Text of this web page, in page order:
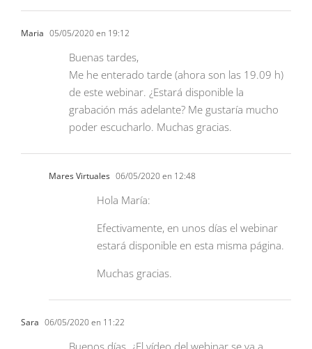
Maria 05/05/2020 en 19:12
Buenas tardes,
Me he enterado tarde (ahora son las 19.09 h)
de este webinar. ¿Estará disponible la
grabación más adelante? Me gustaría mucho
poder escucharlo. Muchas gracias.
Mares Virtuales 06/05/2020 en 12:48
Hola María:
Efectivamente, en unos días el webinar
estará disponible en esta misma página.
Muchas gracias.
Sara 06/05/2020 en 11:22